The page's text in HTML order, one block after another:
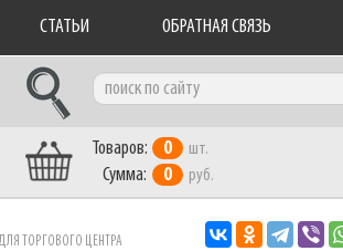
СТАТЬИ ОБРАТНАЯ СВЯЗЬ
Товаров: 0 шт.
Сумма: 0 руб.
ТОРГОВОГО ЦЕНТРА